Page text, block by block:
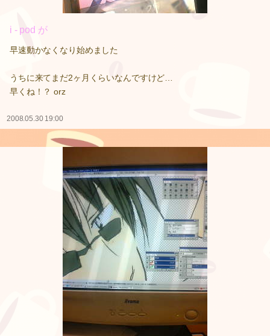
i - pod が
早速動かなくなり始めました
うちに来てまだ2ヶ月くらいなんですけど…
早くね！？ orz
2008.05.30 19:00